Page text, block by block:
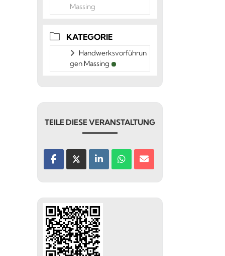
Massing
KATEGORIE
Handwerksvorführun
gen Massing
TEILE DIESE VERANSTALTUNG